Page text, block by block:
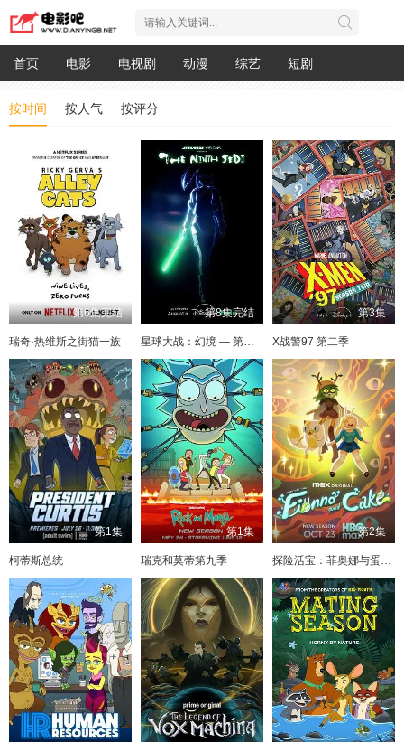
首页 电影 电视剧 动漫 综艺 短剧
按时间 按人气 按评分
第6集完结
瑞奇·热维斯之街猫一族
第8集完结
星球大战：幻境 — 第九个绝地武士
第3集
X战警97 第二季
第1集
柯蒂斯总统
第1集
瑞克和莫蒂第九季
第2集
探险活宝：菲奥娜与蛋糕 第二季